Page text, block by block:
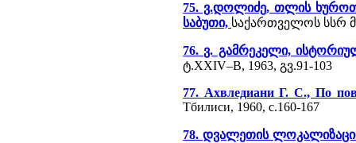
75. ვ.დოლიძე, თლის
საბუთი, საქართველოს სსრ
76. ვ. გამრეკელი,
ტ.XXIV–B, 1963, გვ.91-103
77. Ахвледиани Г. С., По
Тбилиси, 1960, с.160-167
78. დვალეთის